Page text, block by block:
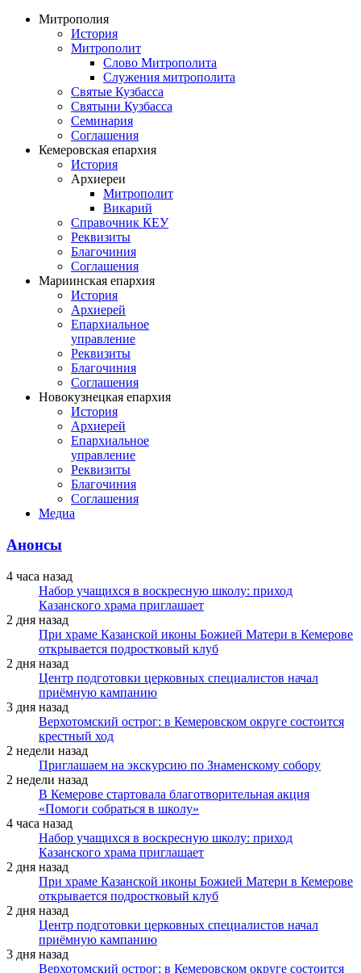
Митрополия
История
Митрополит
Слово Митрополита
Служения митрополита
Святые Кузбасса
Святыни Кузбасса
Семинария
Соглашения
Кемеровская епархия
История
Архиереи
Митрополит
Викарий
Справочник КЕУ
Реквизиты
Благочиния
Соглашения
Мариинская епархия
История
Архиерей
Епархиальное
управление
Реквизиты
Благочиния
Соглашения
Новокузнецкая епархия
История
Архиерей
Епархиальное
управление
Реквизиты
Благочиния
Соглашения
Медиа
Анонсы
4 часа назад
Набор учащихся в воскресную школу: приход
Казанского храма приглашает
2 дня назад
При храме Казанской иконы Божией Матери в Кемерове
открывается подростковый клуб
2 дня назад
Центр подготовки церковных специалистов начал
приёмную кампанию
3 дня назад
Верхотомский острог: в Кемеровском округе состоится
крестный ход
2 недели назад
Приглашаем на экскурсию по Знаменскому собору
2 недели назад
В Кемерове стартовала благотворительная акция
«Помоги собраться в школу»
4 часа назад
Набор учащихся в воскресную школу: приход
Казанского храма приглашает
2 дня назад
При храме Казанской иконы Божией Матери в Кемерове
открывается подростковый клуб
2 дня назад
Центр подготовки церковных специалистов начал
приёмную кампанию
3 дня назад
Верхотомский острог: в Кемеровском округе состоится